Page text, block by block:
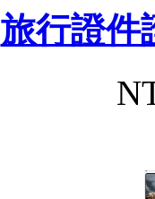
旅行證件